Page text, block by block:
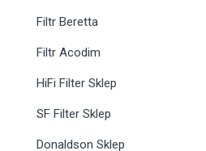
Filtr Beretta
Filtr Acodim
HiFi Filter Sklep
SF Filter Sklep
Donaldson Sklep